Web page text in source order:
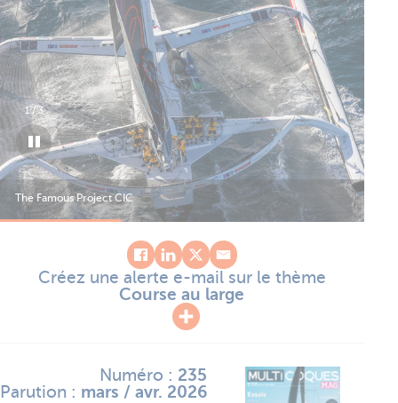
The Famous Project CIC
1/3
Créez une alerte e-mail sur le thème
Course au large
Numéro : 235
Parution : mars / avr. 2026